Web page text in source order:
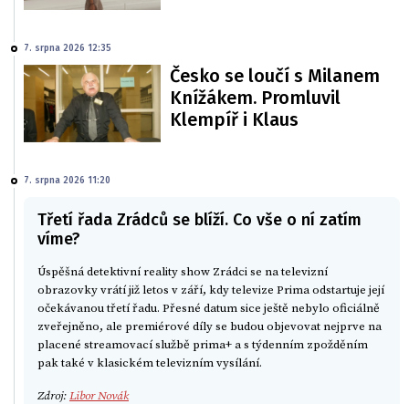
7. srpna 2026 12:35
Česko se loučí s Milanem
Knížákem. Promluvil
Klempíř i Klaus
7. srpna 2026 11:20
Třetí řada Zrádců se blíží. Co vše o ní zatím
víme?
Úspěšná detektivní reality show Zrádci se na televizní
obrazovky vrátí již letos v září, kdy televize Prima odstartuje její
očekávanou třetí řadu. Přesné datum sice ještě nebylo oficiálně
zveřejněno, ale premiérové díly se budou objevovat nejprve na
placené streamovací službě prima+ a s týdenním zpožděním
pak také v klasickém televizním vysílání.
Zdroj:Libor Novák